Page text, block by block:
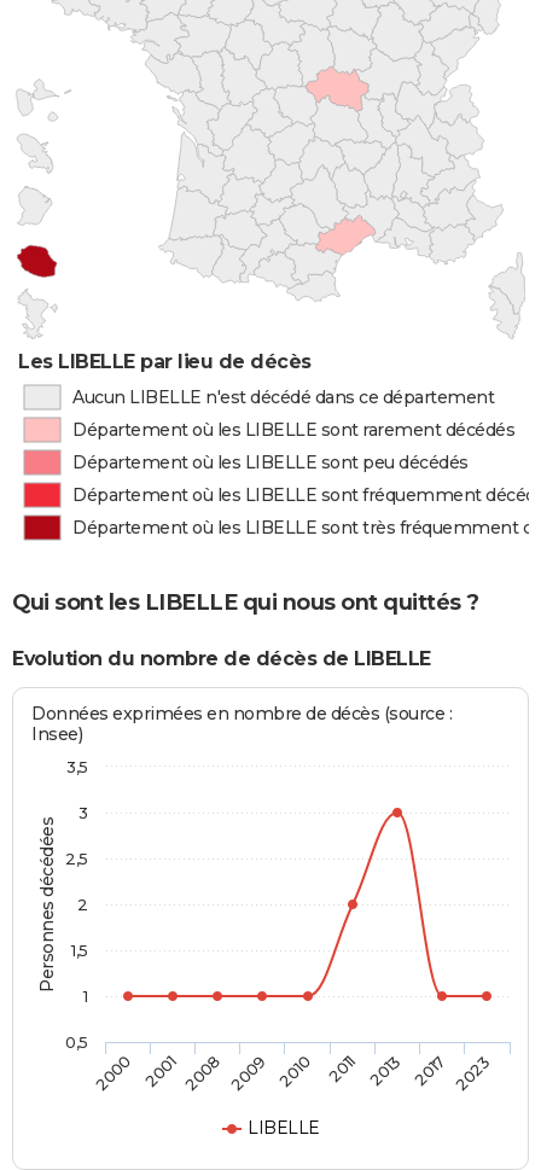
Les LIBELLE par lieu de décès
Aucun LIBELLE n'est décédé dans ce département
Département où les LIBELLE sont rarement décédés
Département où les LIBELLE sont peu décédés
Département où les LIBELLE sont fréquemment
Département où les LIBELLE sont très fréquemment
Qui sont les LIBELLE qui nous ont quittés ?
Evolution du nombre de décès de LIBELLE
Personnes décédées
Données exprimées en nombre de décès (source :
Insee)
LIBELLE
2000 20012008 2009 2010 2011 2013 2017 2023
0,5
1
1,5
2
2,5
3
3,5